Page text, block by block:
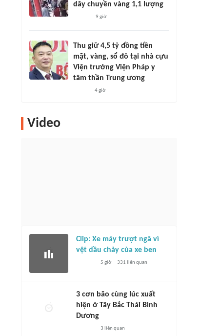
dây chuyền vàng 1,1 lượng
9 giờ
Thu giữ 4,5 tỷ đồng tiền
mặt, vàng, sổ đỏ tại nhà cựu
Viện trưởng Viện Pháp y
tâm thần Trung ương
4 giờ
Video
Clip: Xe máy trượt ngã vì
vệt dầu chảy của xe ben
5 giờ 331 liên quan
3 cơn bão cùng lúc xuất
hiện ở Tây Bắc Thái Bình
Dương
3 liên quan